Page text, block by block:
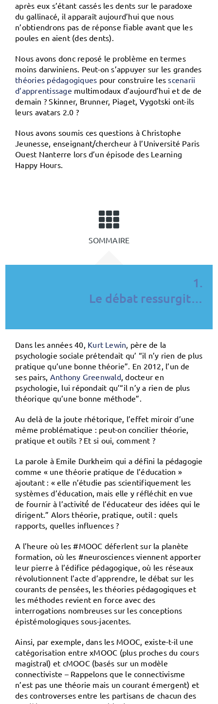
après eux s’étant cassés les dents sur le paradoxe
du gallinacé, il apparaît aujourd’hui que nous
n’obtiendrons pas de réponse fiable avant que les
poules en aient (des dents).
Nous avons donc reposé le problème en termes
moins darwiniens. Peut-on s’appuyer sur les grandes
théories pédagogiques pour construire lesscenarii
d’apprentissage multimodaux d’aujourd’hui et de de
demain ? Skinner, Brunner, Piaget, Vygotski ont-ils
leurs avatars 2.0 ?
Nous avons soumis ces questions à Christophe
Jeunesse, enseignant/chercheur à l’Université Paris
Ouest Nanterre lors d’un épisode des Learning
Happy Hours.
SOMMAIRE
1.
Le débat ressurgit…
Dans les années 40, Kurt Lewin , père de la
psychologie sociale prétendait qu’ “il n’y rien de plus
pratique qu’une bonne théorie”. En 2012, l’un de
ses pairs, Anthony Greenwald, docteur en
psychologie, lui répondait qu’“il n’y a rien de plus
théorique qu’une bonne méthode”.
Au delà de la joute rhétorique, l’effet miroir d’une
même problématique : peut-on concilier théorie,
pratique et outils ? Et si oui, comment ?
La parole à Emile Durkheim qui a défini la pédagogie
comme « une théorie pratique de l’éducation »
ajoutant : « elle n’étudie pas scientifiquement les
systèmes d’éducation, mais elle y réfléchit en vue
de fournir à l’activité́ de l’éducateur des idées qui le
dirigent.” Alors théorie, pratique, outil : quels
rapports, quelles influences ?
A l’heure où les #MOOC déferlent sur la planète
formation, où les #neurosciences viennent apporter
leur pierre à l’édifice pédagogique, où les réseaux
révolutionnent l’acte d’apprendre, le débat sur les
courants de pensées, les théories pédagogiques et
les méthodes revient en force avec des
interrogations nombreuses sur les conceptions
épistémologiques sous-jacentes.
Ainsi, par exemple, dans les MOOC, existe-t-il une
catégorisation entre xMOOC (plus proches du cours
magistral) et cMOOC (basés sur un modèle
connectiviste – Rappelons que le connectivisme
n’est pas une théorie mais un courant émergent) et
des controverses entre les partisans de chacun des